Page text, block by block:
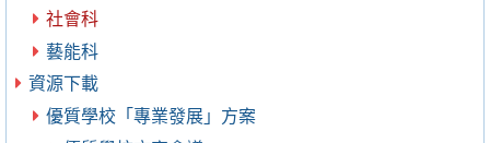
社會科
藝能科
資源下載
優質學校「專業發展」方案